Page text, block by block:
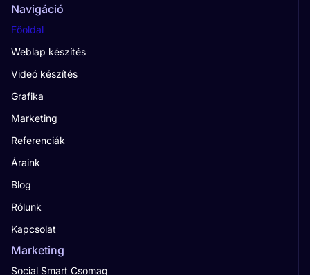
Navigáció
Főoldal
Weblap készítés
Videó készítés
Grafika
Marketing
Referenciák
Áraink
Blog
Rólunk
Kapcsolat
Marketing
Social Smart Csomag